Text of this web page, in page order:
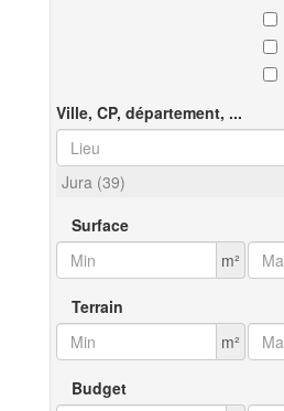
Ville, CP, département, ...
Jura (39)
Surface
m²
Terrain
m²
Budget